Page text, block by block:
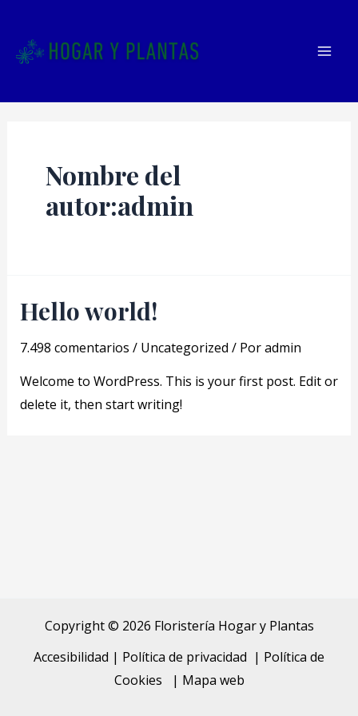
contenido
Nombre del
autor:admin
Hello world!
7.498 comentarios / Uncategorized / Poradmin
Welcome to WordPress. This is your first post. Edit or
delete it, then start writing!
Copyright © 2026 Floristería Hogar y Plantas
Accesibilidad | Política de privacidad | Política de
Cookies
| Mapa web